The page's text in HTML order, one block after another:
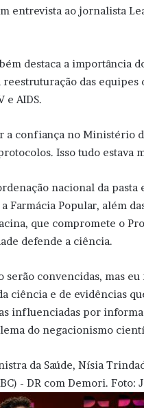
entrevista ao jornalista
destaca a importância
das equipes
e AIDS.
confiança no Ministério
Isso tudo estava
nacional da
Farmácia Popular, além
que compromete o
defende a ciência.
serão convencidas, mas
ciência e de evidências
influenciadas por
do negacionismo